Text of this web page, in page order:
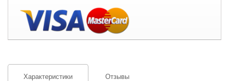
Характеристики Отзывы